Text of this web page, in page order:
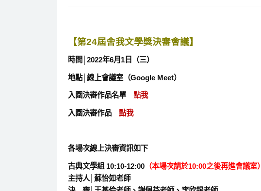
【第24屆舍我文學獎決審會議】
時間│2022年6月1日（三）
地點│線上會議室（Google Meet）
入圍決審作品名單 點我
入圍決審作品 點我
各場次線上決審資訊如下
古典文學組 10:10-12:00（本場次請於10:00之後再進會議室）
主持人│蘇怡如老師